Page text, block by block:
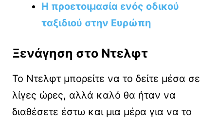
Η προετοιμασία ενός οδικού
ταξιδιού στην Ευρώπη
Ξενάγηση στο Ντελφτ
Το Ντελφτ μπορείτε να το δείτε μέσα σε
λίγες ώρες, αλλά καλό θα ήταν να
διαθέσετε έστω και μια μέρα για να το